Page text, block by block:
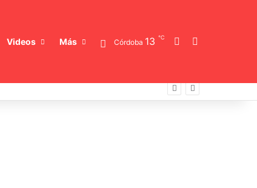
Videos Más Córdoba 13 ℃ Switch skin